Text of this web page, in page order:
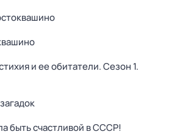
и ее обитатели. Сезон 1.
быть счастливой в СССР!